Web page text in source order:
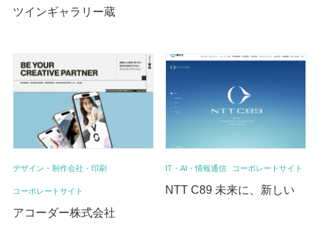
ツインギャラリー蔵
デザイン・制作会社・印刷
コーポレートサイト
アコーダー株式会社
IT・AI・情報通信 コーポレートサイト
NTT C89 未来に、新しい